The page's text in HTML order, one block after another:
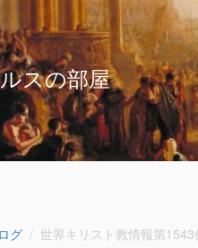
スの部屋
グ 世界キリスト教情報第